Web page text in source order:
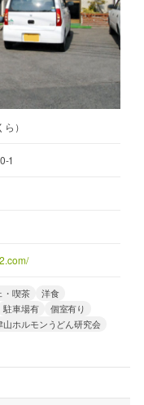
）
1
・喫茶
洋食
駐車場有
個室有り
山ホルモンうどん研究会